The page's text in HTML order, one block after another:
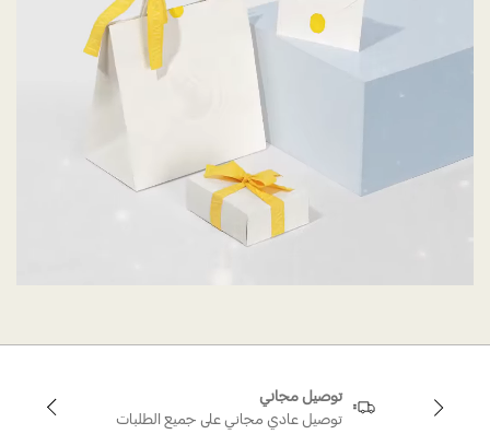
توصيل مجاني
توصيل عادي مجاني على جميع الطلبات